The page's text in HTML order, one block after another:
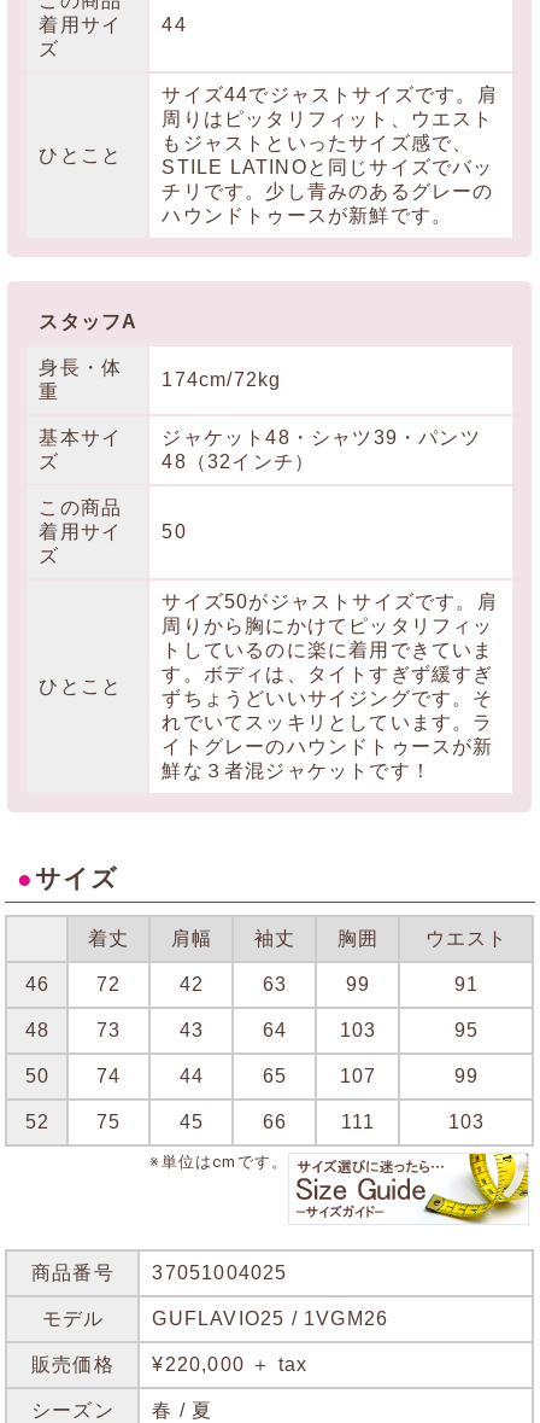
着用サイ
ズ
44
ひとこと
サイズ44でジャストサイズです。肩
周りはピッタリフィット、ウエスト
もジャストといったサイズ感で、
STILE LATINOと同じサイズでバッ
チリです。少し青みのあるグレーの
ハウンドトゥースが新鮮です。
スタッフA
身長・体
重
174cm/72kg
基本サイ
ズ
ジャケット48・シャツ39・パンツ
48（32インチ）
この商品
着用サイ
ズ
50
ひとこと
サイズ50がジャストサイズです。肩
周りから胸にかけてピッタリフィッ
トしているのに楽に着用できていま
す。ボディは、タイトすぎず緩すぎ
ずちょうどいいサイジングです。そ
れでいてスッキリとしています。ラ
イトグレーのハウンドトゥースが新
鮮な３者混ジャケットです！
● サイズ
着丈 肩幅 袖丈 胸囲 ウエスト
46 72 42 63 99 91
48 73 43 64 103 95
50 74 44 65 107 99
52 75 45 66 111 103
※単位はcmです。
商品番号 37051004025
モデル GUFLAVIO25 / 1VGM26
販売価格 ¥220,000 ＋ tax
シーズン 春 / 夏